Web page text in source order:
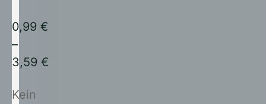
0,99 €
–
3,59 €
Kein